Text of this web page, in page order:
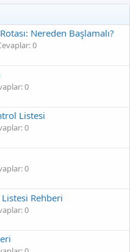
Nereden Başlamalı?
0
0
Listesi
0
0
Rehberi
0